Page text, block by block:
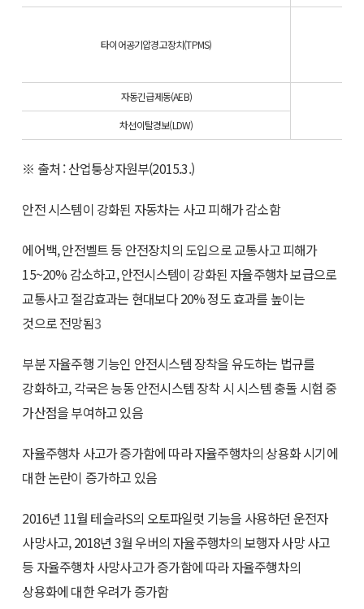
타이어공기압경고장치(TPMS)
자동긴급제동(AEB)
차선이탈경보(LDW)
※ 출처 : 산업퉁상자원부(2015.3.)
안전 시스템이 강화된 자동차는 사고 피해가 감소함
에어백, 안전벨트 등 안전장치의 도입으로 교통사고 피해가
15~20% 감소하고, 안전시스템이 강화된 자율주행차 보급으로
교통사고 절감효과는 현대보다 20% 정도 효과를 높이는
것으로 전망됨3
부분 자율주행 기능인 안전시스템 장착을 유도하는 법규를
강화하고, 각국은 능동 안전시스템 장착 시 시스템 충돌 시험 중
가산점을 부여하고 있음
자율주행차 사고가 증가함에 따라 자율주행차의 상용화 시기에
대한 논란이 증가하고 있음
2016년 11월 테슬라S의 오토파일럿 기능을 사용하던 운전자
사망사고, 2018년 3월 우버의 자율주행차의 보행자 사망 사고
등 자율주행차 사망사고가 증가함에 따라 자율주행차의
상용화에 대한 우려가 증가함